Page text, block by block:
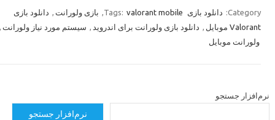
Category: دانلود بازی Tags: valorant mobile
,بازی ولورانت,دانلود بازی
Valorant موبایل
, دانلود بازی ولورانت برای اندروید ,سیستم مورد نیاز ولورانت,
ولورانت موبایل
جستجو
نرم‌افزار جستجو